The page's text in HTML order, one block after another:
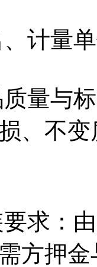
计量
与标
、不
：由
方押